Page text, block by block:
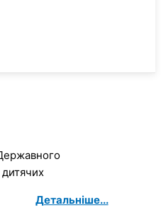
дитячих
Детальніше...